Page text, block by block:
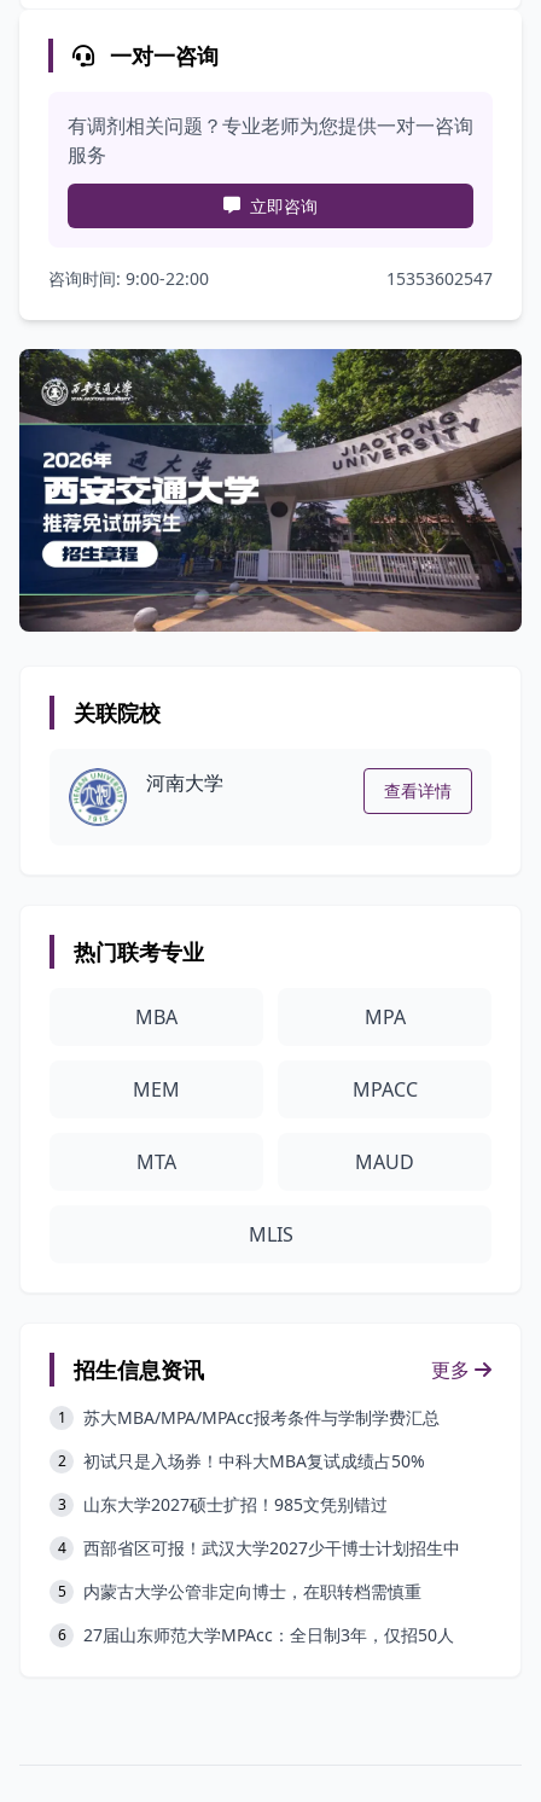
一对一咨询
有调剂相关问题？专业老师为您提供一对一咨询
服务
立即咨询
咨询时间: 9:00-22:00 15353602547
关联院校
河南大学 查看详情
热门联考专业
MBA MPA
MEM MPACC
MTA MAUD
MLIS
招生信息资讯 更多
1 苏大MBA/MPA/MPAcc报考条件与学制学费汇总
2 初试只是入场券！中科大MBA复试成绩占50%
3 山东大学2027硕士扩招！985文凭别错过
4 西部省区可报！武汉大学2027少干博士计划招生中
5 内蒙古大学公管非定向博士，在职转档需慎重
6 27届山东师范大学MPAcc：全日制3年，仅招50人